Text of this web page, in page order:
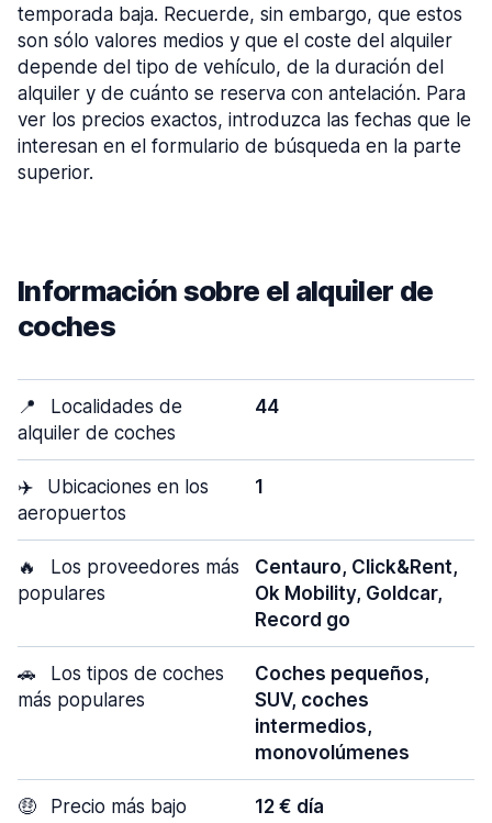
temporada baja. Recuerde, sin embargo, que estos
son sólo valores medios y que el coste del alquiler
depende del tipo de vehículo, de la duración del
alquiler y de cuánto se reserva con antelación. Para
ver los precios exactos, introduzca las fechas que le
interesan en el formulario de búsqueda en la parte
superior.
Información sobre el alquiler de
coches
📍
Localidades de
alquiler de coches
44
✈️
Ubicaciones en los
aeropuertos
1
🔥
Los proveedores más
populares
Centauro, Click&Rent,
Ok Mobility, Goldcar,
Record go
🚗
Los tipos de coches
más populares
Coches pequeños,
SUV, coches
intermedios,
monovolúmenes
🤑 Precio más bajo 12 € día